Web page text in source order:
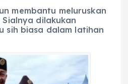
membantu meluruskan
dilakukan
sih biasa dalam latihan